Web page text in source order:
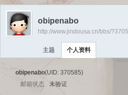
Di ›
obipenabo
http://www.jindousa.cn/bbs/
主题 个人资料
obipenabo(UID: 370585)
邮箱状态
未验证